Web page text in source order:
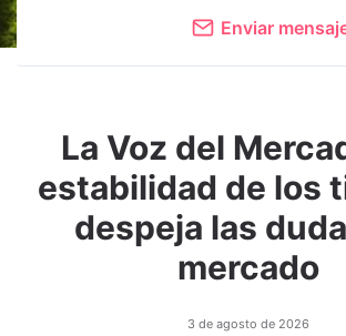
Enviar
La Voz del
estabilidad de los
despeja las
mercado
3 de agosto de 2026